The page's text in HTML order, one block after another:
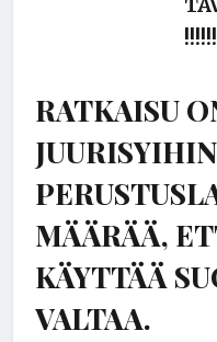
RATKAISU
MÄÄRÄÄ,
KÄYTTÄÄ
VALTAA.